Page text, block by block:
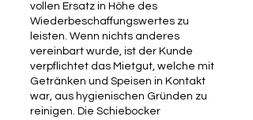
vollen Ersatz in Höhe des
Wiederbeschaffungswertes zu
leisten. Wenn nichts anderes
vereinbart wurde, ist der Kunde
verpflichtet das Mietgut, welche mit
Getränken und Speisen in Kontakt
war, aus hygienischen Gründen zu
reinigen. Die Schiebocker